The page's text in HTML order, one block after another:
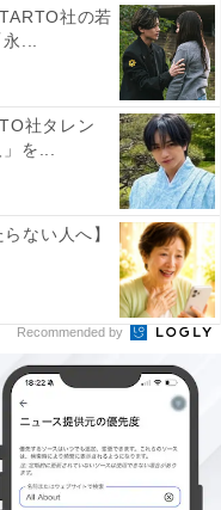
ない」（40代男性／
と聞いた。宮沢賢治
いった声がありまし
SNSトレンドやSEO
カルチャー・エンタ
出身。居酒屋巡りと
ンキング結果を見
社の若
...
社タレン
を...
ない人へ】
Recommended by